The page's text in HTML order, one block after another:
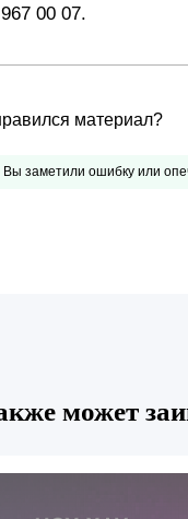
00 07.
материал?
Вы заметили ошибку или
может